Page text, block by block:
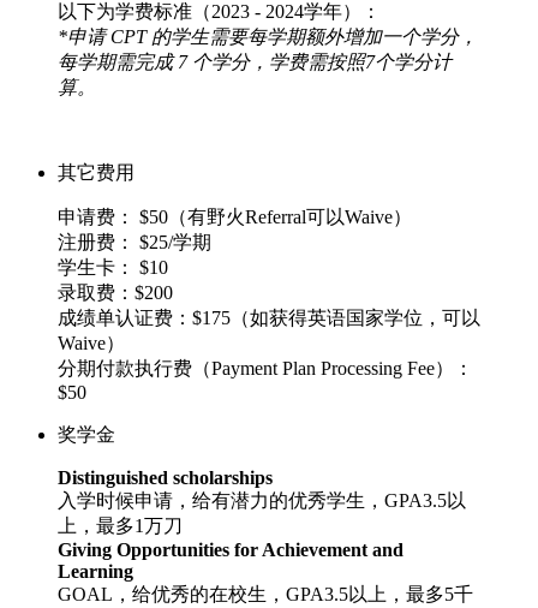
以下为学费标准（2023 - 2024学年）：
*申请 CPT 的学生需要每学期额外增加一个学分，
每学期需完成 7 个学分，学费需按照7个学分计
算。
其它费用
申请费： $50（有野火Referral可以Waive）
注册费： $25/学期
学生卡： $10
录取费：$200
成绩单认证费：$175（如获得英语国家学位，可以
Waive）
分期付款执行费（Payment Plan Processing Fee）：
$50
奖学金
Distinguished scholarships
入学时候申请，给有潜力的优秀学生，GPA3.5以
上，最多1万刀
Giving Opportunities for Achievement and
Learning
GOAL，给优秀的在校生，GPA3.5以上，最多5千